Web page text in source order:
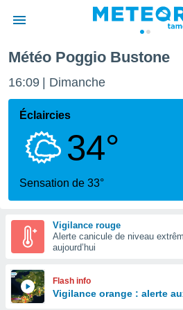
de
Météo Poggio Bustone
16:09 Dimanche
Éclaircies
34°
Sensation de 33°
Vigilance rouge
Alerte canicule de niveau
aujourd’hui
Flash info
Vigilance orange : alerte